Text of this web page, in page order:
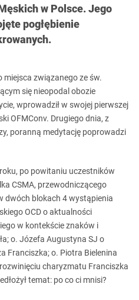
w Polsce. Jego
pogłębienie
związanego ze św.
się nieopodal obozie
wprowadził w swojej pierwszej
OFMConv. Drugiego dnia, z
poranną medytację poprowadzi
po powitaniu uczestników
CSMA, przewodniczącego
dwóch blokach 4 wystąpienia
OCD o aktualności
w kontekście znaków i
o. Józefa Augustyna SJ o
Franciszka; o. Piotra Bielenina
charyzmatu Franciszka
temat: po co ci mnisi?